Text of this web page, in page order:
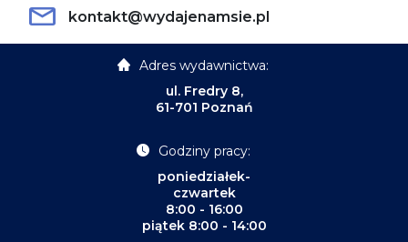
kontakt@wydajenamsie.pl
Adres wydawnictwa:
ul. Fredry 8,
61-701 Poznań
Godziny pracy:
poniedziałek-
czwartek
8:00 - 16:00
piątek 8:00 - 14:00